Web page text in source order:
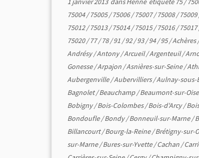
75004/75005/75006/75007/75008/75009
75012/75013/75014/75015/75016/75017
75020/77/78/91 /92/93/94/95/Achères
Andrésy/Antony/Arcueil/Argenteuil/
Gonesse/Arpajon /Asnières-sur-Seine/
Aubergenville/Aubervilliers/Aulnay-sous-
Bagnolet/Beauchamp /Beaumont-sur-Oise
Bobigny/Bois-Colombes/Bois-d'Arcy/
Bondoufle/Bondy/Bonneuil-sur-Marne/
Billancourt/Bourg-la-Reine/Brétigny-sur-
sur-Marne/Bures-sur-Yvette/Cachan /